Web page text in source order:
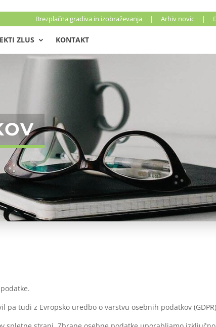
Brezplačna gradiva in izobraževanja| Arhiv novic|
ZLUS KONTAKT
pa tudi z Evropsko uredbo o varstvu osebnih podatkov